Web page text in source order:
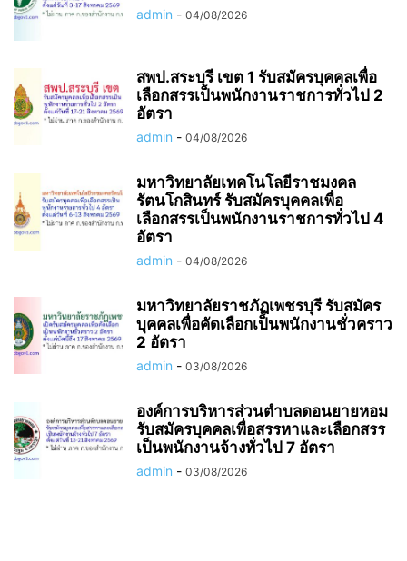
admin - 04/08/2026
สพป.สระบุรี เขต 1 รับสมัครบุคคลเพื่อ
เลือกสรรเป็นพนักงานราชการทั่วไป 2
อัตรา
admin - 04/08/2026
มหาวิทยาลัยเทคโนโลยีราชมงคล
รัตนโกสินทร์ รับสมัครบุคคลเพื่อ
เลือกสรรเป็นพนักงานราชการทั่วไป 4
อัตรา
admin - 04/08/2026
มหาวิทยาลัยราชภัฏเพชรบุรี รับสมัคร
บุคคลเพื่อคัดเลือกเป็นพนักงานชั่วคราว
2 อัตรา
admin - 03/08/2026
องค์การบริหารส่วนตำบลดอนยายหอม
รับสมัครบุคคลเพื่อสรรหาและเลือกสรร
เป็นพนักงานจ้างทั่วไป 7 อัตรา
admin - 03/08/2026